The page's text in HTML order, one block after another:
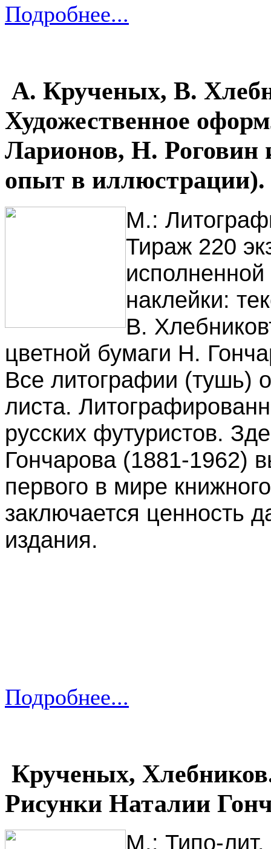
Подробнее...
А. Крученых, В.
Художественное
Ларионов, Н. Роговин
опыт в иллюстрации).
М.:
Тираж 220
наклейки:
В.
цветной бумаги Н.
Все литографии (тушь)
листа.
русских футуристов.
Гончарова (1881-1962)
первого в мире
заключается ценность
издания.
Подробнее...
Крученых,
Рисунки Наталии
М.: Типо-